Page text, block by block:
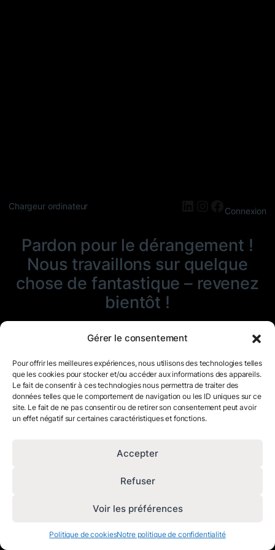
Gérer le consentement
Pour offrir les meilleures expériences, nous utilisons des technologies telles
que les cookies pour stocker et/ou accéder aux informations des appareils.
Le fait de consentir à ces technologies nous permettra de traiter des
données telles que le comportement de navigation ou les ID uniques sur ce
site. Le fait de ne pas consentir ou de retirer son consentement peut avoir
un effet négatif sur certaines caractéristiques et fonctions.
Accepter
Refuser
Voir les préférences
Politique de cookiesNotre politique de confidentialité
Chargeur ordinateur LinkedIn
Instagram
Connexion
Pardon pour le dérangement !
Nous travaillons sur quelque
chose de fantastique – revenez
bientôt !